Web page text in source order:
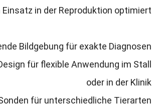
Einsatz in der Reproduktion optimiert
Bildgebung für exakte Diagnosen
für flexible Anwendung im Stall
oder in der Klinik
für unterschiedliche Tierarten